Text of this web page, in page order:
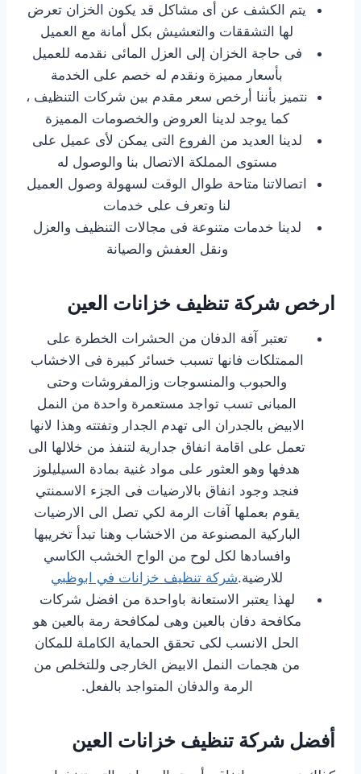
يتم الكشف عن أى مشاكل قد يكون الخزان تعرض
لها التشققات والتعشيش بكل أمانة مع العميل
فى حاجة الخزان إلى العزل المائى نقدمه للعميل
بأسعار مميزة ونقدم له خصم على الخدمة
نتميز بأننا أرخص سعر مقدم بين شركات التنظيف ،
كما يوجد لدينا العروض والخصومات المميزة
لدينا العديد من الفروع التى يمكن لأى عميل على
مستوى المملكة الاتصال بنا والوصول له
اتصالاتنا متاحة طوال الوقت لسهولة وصول العميل
لنا وتعرف على خدمات
لدينا خدمات متنوعة فى مجالات التنظيف والعزل
ونقل العفش والصيانة
ارخص شركة تنظيف خزانات العين
تعتبر آفة الدفان من الحشرات الخطرة على
الممتلكات فانها تسبب خسائر كبيرة فى الاخشاب
والحبوب والمنسوجات وزالمفروشات وحتى
المبانى تسب تواجد مستعمرة واحدة من النمل
الابيض بالجدران الى تهدم الجدار وتفتته وهذا لانها
تعمل على اقامة انفاق جدارية لتنفذ من خلالها الى
هدفها وهو العثور على مواد غنية بمادة السيليلوز
فنجد وجود انفاق بالارضيات فى الجزء الاسمنتي
يقوم بعملها آفات الرمة لكي تصل الى الارضيات
الباركية المصنوعة من الاخشاب وهنا تبدأ تخريبها
وافسادها لكل لوح من الواح الخشب الكاسي
للارضية.شركة تنظيف خزانات في ابوظبي
لهذا يعتبر الاستعانة باواحدة من افضل شركات
مكافحة دفان بالعين وهى لمكافحة رمة بالعين هو
الحل الانسب لكى تحقق الحماية الكاملة للمكان
من هجمات النمل الابيض الخارجى وللتخلص من
الرمة والدفان المتواجد بالفعل.
أفضل شركة تنظيف خزانات العين